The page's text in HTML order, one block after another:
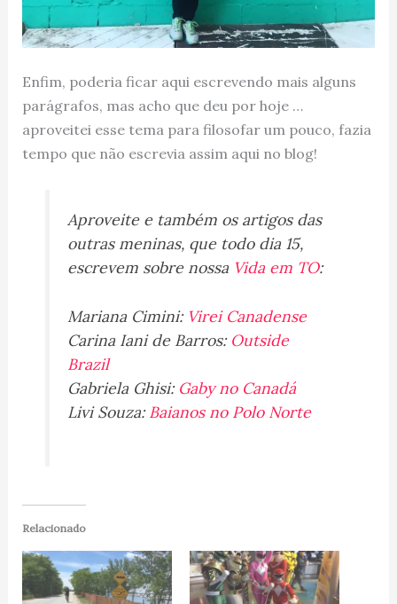
Enfim, poderia ficar aqui escrevendo mais alguns
parágrafos, mas acho que deu por hoje …
aproveitei esse tema para filosofar um pouco, fazia
tempo que não escrevia assim aqui no blog!
Aproveite e também os artigos das
outras meninas, que todo dia 15,
escrevem sobre nossa Vida em TO:
Mariana Cimini: Virei Canadense
Carina Iani de Barros: Outside
Brazil
Gabriela Ghisi: Gaby no Canadá
Livi Souza:Baianos no Polo Norte
Relacionado